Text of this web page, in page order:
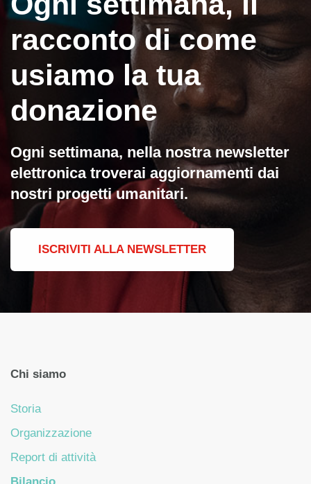
contabili
racconto di come
usiamo la tua
donazione
Ogni settimana, nella nostra newsletter
elettronica troverai aggiornamenti dai
nostri progetti umanitari.
ISCRIVITI ALLA NEWSLETTER
Chi siamo
Storia
Organizzazione
Report di attività